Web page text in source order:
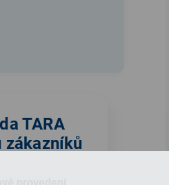
TARA
zákazníků